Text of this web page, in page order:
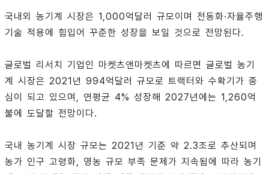
국내외 농기계 시장은 1,000억달러 규모이며 전동화·자율주행
기술 적용에 힘입어 꾸준한 성장을 보일 것으로 전망된다.
글로벌 리서치 기업인 마켓츠앤마켓츠에 따르면 글로벌 농기
계 시장은 2021년 994억달러 규모로 트랙터와 수확기가 중
심이 되고 있으며, 연평균 4% 성장해 2027년에는 1,260억
불에 도달할 전망이다.
국내 농기계 시장 규모는 2021년 기준 약 2.3조로 추산되며
농가 인구 고령화, 영농 규모 부족 문제가 지속됨에 따라 농기